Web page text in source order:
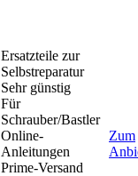
Ersatzteile zur
Selbstreparatur
Sehr günstig
Für
Schrauber/Bastler
Online-
Anleitungen
Prime-Versand
Zum